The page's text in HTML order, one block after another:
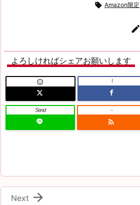
 Amazon限定

よろしければシェアお願いします
 !
Send

-

Next